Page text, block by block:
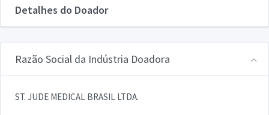
Detalhes do Doador
Razão Social da Indústria Doadora
ST. JUDE MEDICAL BRASIL LTDA.